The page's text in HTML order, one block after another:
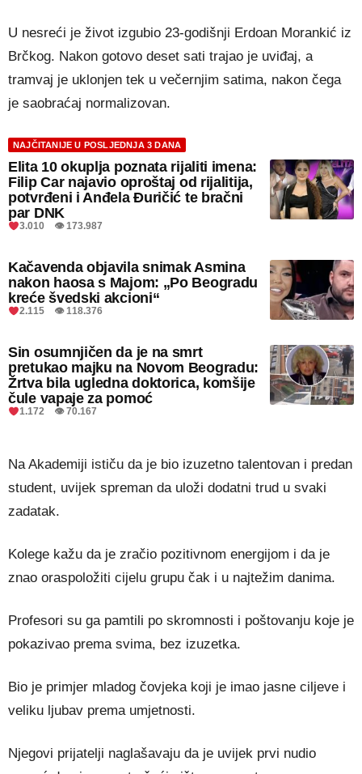
U nesreći je život izgubio 23-godišnji Erdoan Morankić iz
Brčkog. Nakon gotovo deset sati trajao je uviđaj, a
tramvaj je uklonjen tek u večernjim satima, nakon čega
je saobraćaj normalizovan.
NAJČITANIJE U POSLJEDNJA 3 DANA
Elita 10 okuplja poznata rijaliti imena:
Filip Car najavio oproštaj od rijalitija,
potvrđeni i Anđela Đuričić te bračni
par DNK
3.010 👁 173.987
Kačavenda objavila snimak Asmina
nakon haosa s Majom: „Po Beogradu
kreće švedski akcioni“
2.115 👁 118.376
Sin osumnjičen da je na smrt
pretukao majku na Novom Beogradu:
Žrtva bila ugledna doktorica, komšije
čule vapaje za pomoć
1.172 👁 70.167
Na Akademiji ističu da je bio izuzetno talentovan i predan
student, uvijek spreman da uloži dodatni trud u svaki
zadatak.
Kolege kažu da je zračio pozitivnom energijom i da je
znao oraspoložiti cijelu grupu čak i u najtežim danima.
Profesori su ga pamtili po skromnosti i poštovanju koje je
pokazivao prema svima, bez izuzetka.
Bio je primjer mladog čovjeka koji je imao jasne ciljeve i
veliku ljubav prema umjetnosti.
Njegovi prijatelji naglašavaju da je uvijek prvi nudio